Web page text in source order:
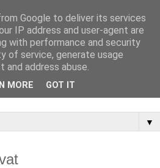
▼
Google to deliver its services
IP address and user-agent are
with performance and security
of service, generate usage
address abuse.
MORE GOT IT